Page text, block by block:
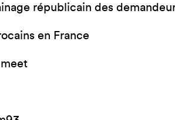
républicain des
en France